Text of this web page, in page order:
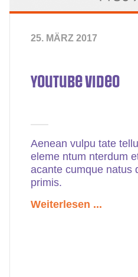
25. MÄRZ 2017
YouTube Video
Aenean vulpu tate
eleme ntum nterdum
acante cumque natus
primis.
Weiterlesen ...